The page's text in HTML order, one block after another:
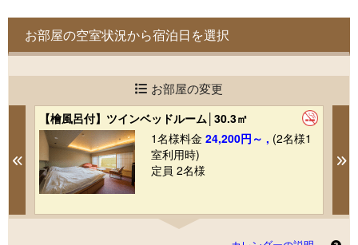
お部屋の空室状況から宿泊日を選択
お部屋の変更
Previous
【檜風呂付】ツインベッドルーム│30.3㎡
1名様料金 24,200円～ , (2名様1
室利用時)
定員 2名様